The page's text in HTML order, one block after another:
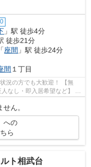
」駅 徒歩4分
徒歩21分
「座間 」駅 徒歩24分
間 １丁目
の方でも大歓迎！ 【無
なし・即入居希望など】 ネ
ん。
への
ら
ト相武台